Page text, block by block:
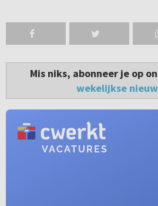
Mis niks, abonneer je op
wekelijkse